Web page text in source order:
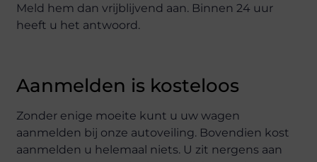
Meld hem dan vrijblijvend aan. Binnen 24 uur
heeft u het antwoord.
Aanmelden is kosteloos
Zonder enige moeite kunt u uw wagen
aanmelden bij onze autoveiling. Bovendien kost
aanmelden u helemaal niets. U zit nergens aan